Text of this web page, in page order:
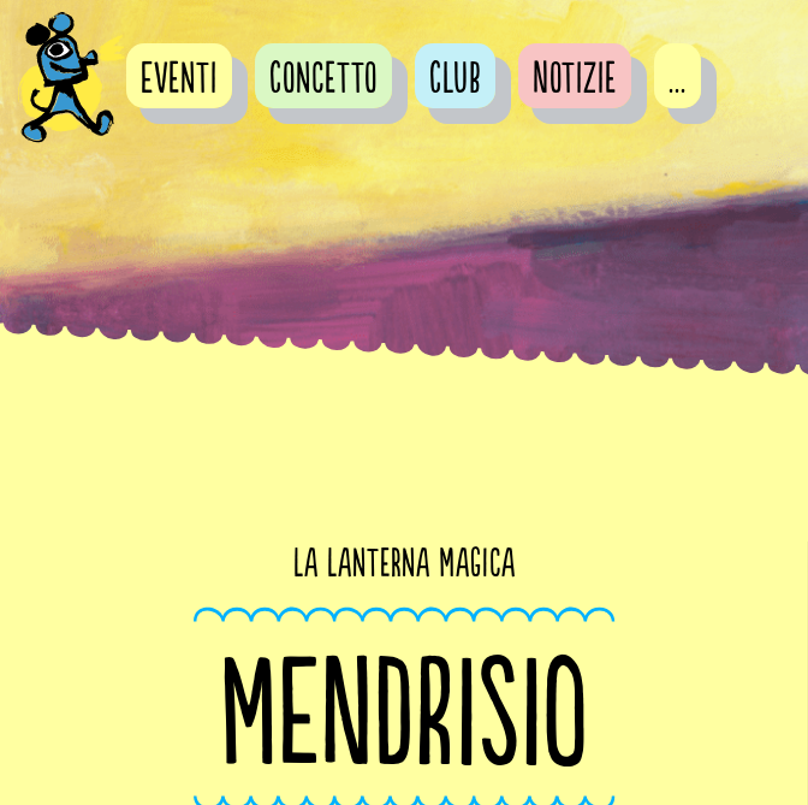
Eventi Concetto Club Notizie ...
La Lanterna Magica
MENDRISIO